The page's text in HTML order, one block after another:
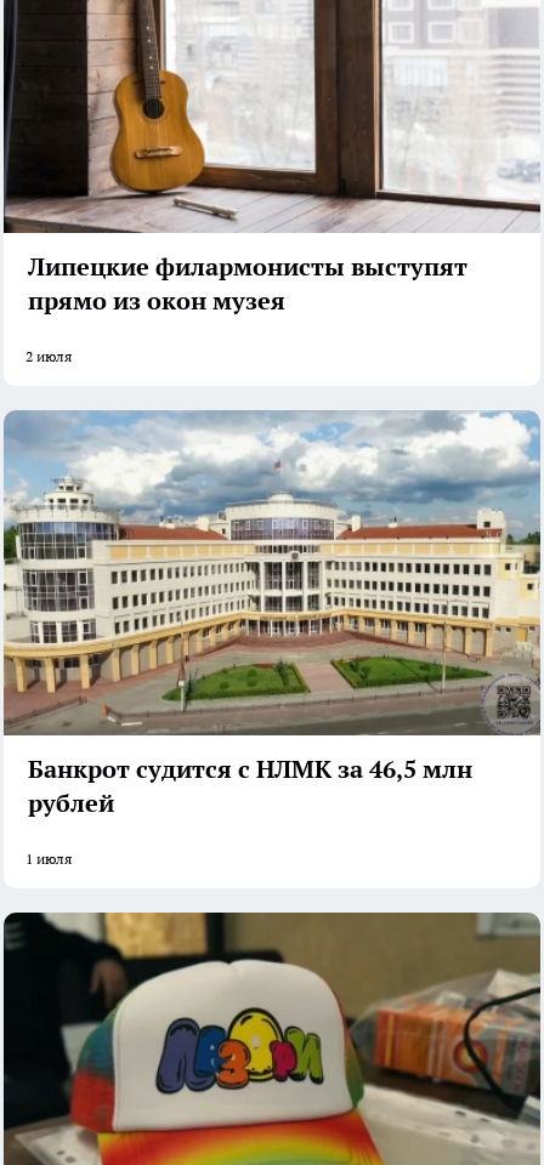
Липецкие филармонисты выступят
прямо из окон музея
2 июля
Банкрот судится с НЛМК за 46,5 млн
рублей
1 июля